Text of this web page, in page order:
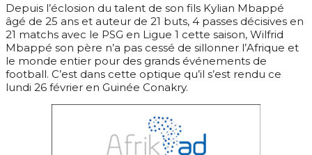
Depuis l’éclosion du talent de son fils Kylian Mbappé
âgé de 25 ans et auteur de 21 buts, 4 passes décisives en
21 matchs avec le PSG en Ligue 1 cette saison, Wilfrid
Mbappé son père n’a pas cessé de sillonner l’Afrique et
le monde entier pour des grands événements de
football. C’est dans cette optique qu’il s’est rendu ce
lundi 26 février en Guinée Conakry.